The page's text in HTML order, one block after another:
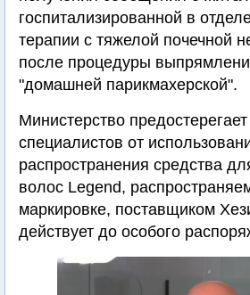
госпитализированной в
терапии с тяжелой почечной
после процедуры
"домашней парикмахерской".
Министерство
специалистов от
распространения средства
волос Legend,
маркировке, поставщиком
действует до особого